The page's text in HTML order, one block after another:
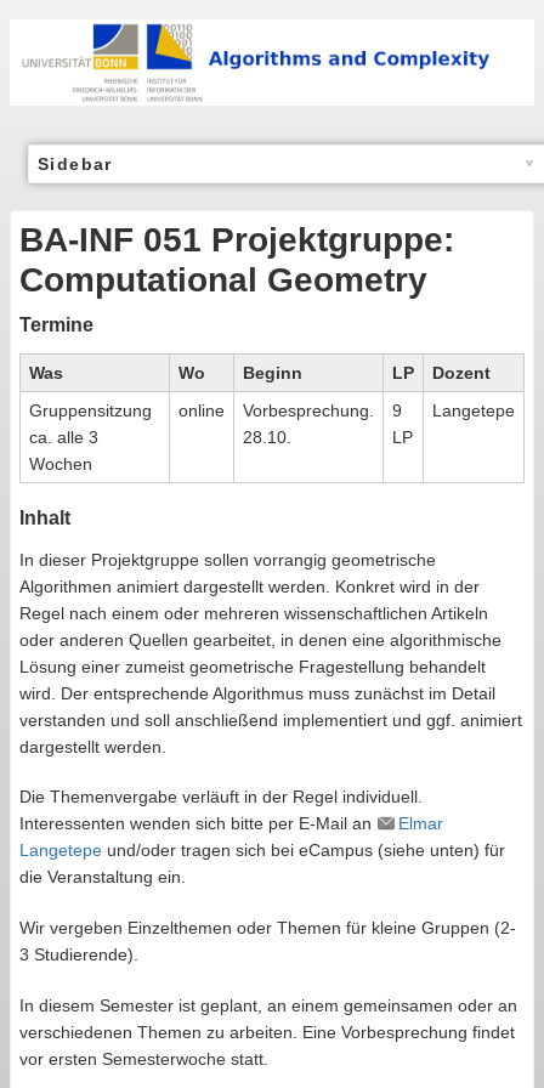
Sidebar
BA-INF 051 Projektgruppe:
Computational Geometry
Termine
Was Wo Beginn LP
Dozent
Gruppensitzung
ca. alle 3
Wochen
online
Vorbesprechung.
28.10.
9
LP
Langetepe
Inhalt
In dieser Projektgruppe sollen vorrangig geometrische
Algorithmen animiert dargestellt werden. Konkret wird in der
Regel nach einem oder mehreren wissenschaftlichen Artikeln
oder anderen Quellen gearbeitet, in denen eine algorithmische
Lösung einer zumeist geometrische Fragestellung behandelt
wird. Der entsprechende Algorithmus muss zunächst im Detail
verstanden und soll anschließend implementiert und ggf. animiert
dargestellt werden.
Die Themenvergabe verläuft in der Regel individuell.
Interessenten wenden sich bitte per E-Mail an
Elmar
Langetepe und/oder tragen sich bei eCampus (siehe unten) für
die Veranstaltung ein.
Wir vergeben Einzelthemen oder Themen für kleine Gruppen (2-
3 Studierende).
In diesem Semester ist geplant, an einem gemeinsamen oder an
verschiedenen Themen zu arbeiten. Eine Vorbesprechung findet
vor ersten Semesterwoche statt.